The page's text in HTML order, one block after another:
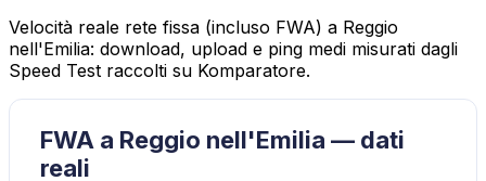
Velocità reale rete fissa (incluso FWA) a Reggio
nell'Emilia: download, upload e ping medi misurati dagli
Speed Test raccolti su Komparatore.
FWA a Reggio nell'Emilia — dati
reali